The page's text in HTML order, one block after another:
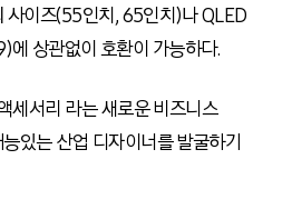
사이즈(55인치, 65인치)나 QLED
에 상관없이 호환이 가능하다.
세서리 라는 새로운 비즈니스
있는 산업 디자이너를 발굴하기